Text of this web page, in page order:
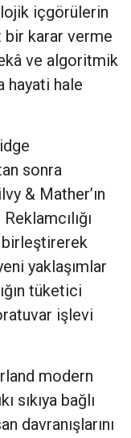
içgörülerin
bir karar verme
ve algoritmik
hayati hale
sonra
& Mather’ın
birleştirerek
yaklaşımlar
tüketici
işlevi
modern
sıkıya bağlı
davranışlarını